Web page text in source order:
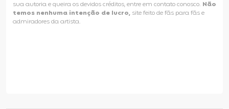
sua autoria e queira os devidos créditos, entre em contato conosco. Não
temos nenhuma intenção de lucro, site feito de fãs para fãs e
admiradores da artista.